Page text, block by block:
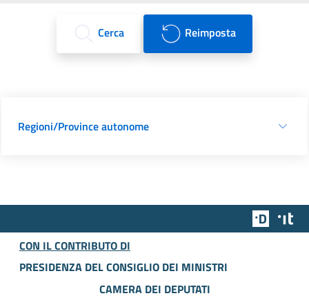
Cerca Reimposta
Regioni/Province autonome
Team
CON IL CONTRIBUTO DI
PRESIDENZA DEL CONSIGLIO DEI MINISTRI
CAMERA DEI DEPUTATI